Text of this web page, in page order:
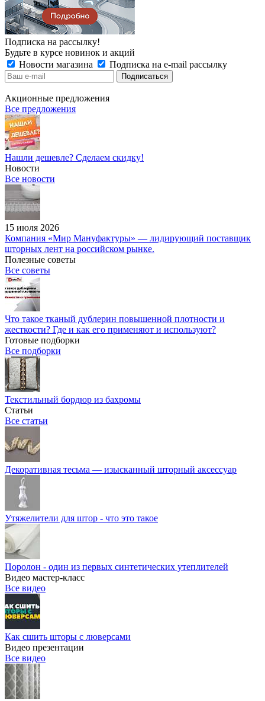
Подписка на рассылку!
Будьте в курсе новинок и акций
Новости магазина
Подписка на e-mail рассылку
Акционные предложения
Все предложения
Нашли дешевле? Сделаем скидку!
Новости
Все новости
15 июля 2026
Компания «Мир Мануфактуры» — лидирующий поставщик
шторных лент на российском рынке.
Полезные советы
Все советы
Что такое тканый дублерин повышенной плотности и
жесткости? Где и как его применяют и используют?
Готовые подборки
Все подборки
Текстильный бордюр из бахромы
Статьи
Все статьи
Декоративная тесьма — изысканный шторный аксессуар
Утяжелители для штор - что это такое
Поролон - один из первых синтетических утеплителей
Видео мастер-класс
Все видео
Как сшить шторы с люверсами
Видео презентации
Все видео